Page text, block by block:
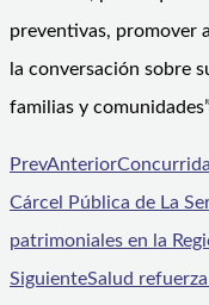
preventivas, promover
la conversación sobre
familias y
PrevAnterior
Cárcel Pública de La
patrimoniales en la
SiguienteSalud